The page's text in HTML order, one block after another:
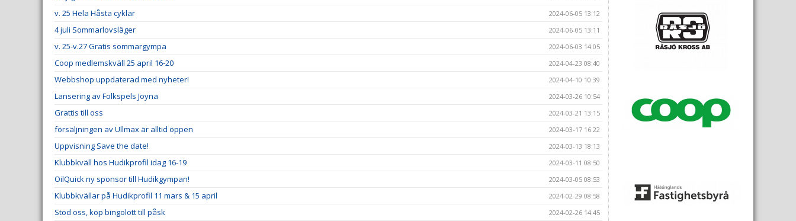
v. 25 Hela Håsta cyklar 2024-06-05 13:12
4 juli Sommarlovsläger 2024-06-05 13:11
v. 25-v.27 Gratis sommargympa 2024-06-03 14:05
Coop medlemskväll 25 april 16-20 2024-04-23 08:40
Webbshop uppdaterad med nyheter! 2024-04-10 10:39
Lansering av Folkspels Joyna 2024-03-26 10:54
Grattis till oss 2024-03-21 13:15
försäljningen av Ullmax är alltid öppen 2024-03-17 16:22
Uppvisning Save the date! 2024-03-13 18:13
Klubbkväll hos Hudikprofil idag 16-19 2024-03-11 08:50
OilQuick ny sponsor till Hudikgympan! 2024-03-05 08:53
Klubbkvällar på Hudikprofil 11 mars & 15 april 2024-02-29 08:58
Stöd oss, köp bingolott till påsk 2024-02-26 14:45